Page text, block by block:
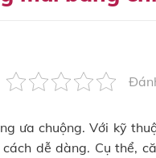
ưa chuộng. Với kỹ
dễ dàng. Cụ thể,